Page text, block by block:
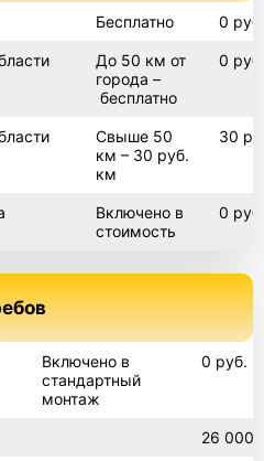
Бесплатно 0 руб.
До 50 км от
города –
бесплатно
0 руб.
Свыше 50
км – 30 руб.
км
30
Включено в
стоимость
0 руб.
Включено в
стандартный
монтаж
0 руб.
26 000